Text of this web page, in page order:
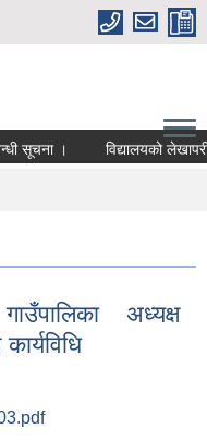
सूचना । विद्यालयको
अध्यक्ष